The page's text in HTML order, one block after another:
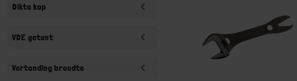
Dikte kop
VDE getest
Vertanding breedte